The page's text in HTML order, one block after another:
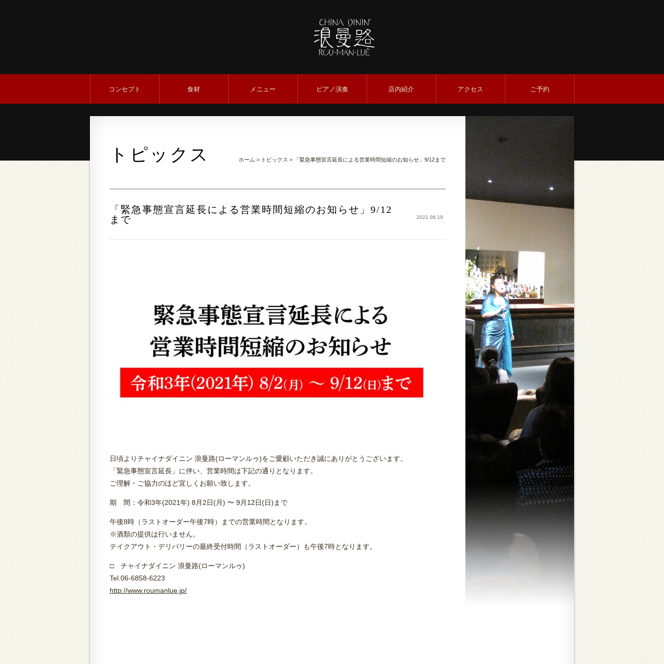
コンセプト 食材 メニュー ピアノ演奏 店内紹介 アクセス ご予約
トピックス ホーム > トピックス > 「緊急事態宣言延長による営業時間短縮のお知らせ」9/12まで
「緊急事態宣言延長による営業時間短縮のお知らせ」9/12
まで
2021.08.19
日頃よりチャイナダイニン 浪曼路(ローマンルゥ)をご愛顧いただき誠にありがとうございます。
「緊急事態宣言延長」に伴い、営業時間は下記の通りとなります。
ご理解・ご協力のほど宜しくお願い致します。
期 間：令和3年(2021年) 8月2日(月) 〜 9月12日(日)まで
午後8時（ラストオーダー午後7時）までの営業時間となります。
※酒類の提供は行いません。
テイクアウト・デリバリーの最終受付時間（ラストオーダー）も午後7時となります。
□ チャイナダイニン 浪曼路(ローマンルゥ)
Tel.06-6858-6223
http://www.roumanlue.jp/